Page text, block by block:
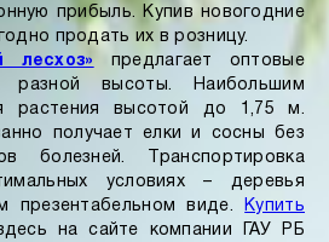
прибыль. Купив новогодние
продать их в розницу.
лесхоз»
предлагает оптовые
разной высоты. Наибольшим
растения высотой до 1,75 м.
получает елки и сосны без
болезней. Транспортировка
условиях – деревья
презентабельном виде.
Купить
на сайте компании ГАУ РБ